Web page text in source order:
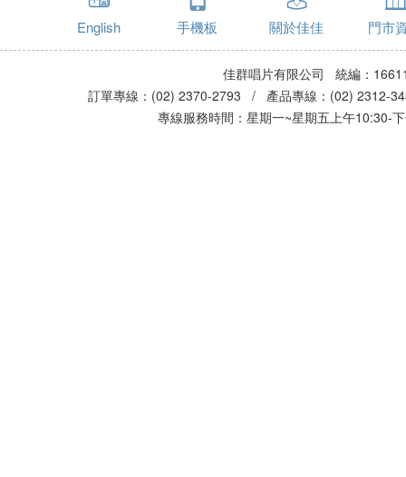
English 手機板 關於佳佳 門市
佳群唱片有限公司 統編：
訂單專線：(02) 2370-2793 / 產品專線：(02)
專線服務時間：星期一~星期五上午10:30-